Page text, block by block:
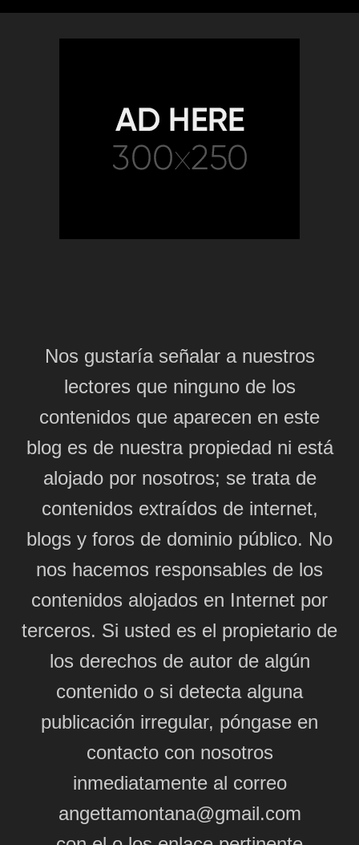
Nos gustaría señalar a nuestros
lectores que ninguno de los
contenidos que aparecen en este
blog es de nuestra propiedad ni está
alojado por nosotros; se trata de
contenidos extraídos de internet,
blogs y foros de dominio público. No
nos hacemos responsables de los
contenidos alojados en Internet por
terceros. Si usted es el propietario de
los derechos de autor de algún
contenido o si detecta alguna
publicación irregular, póngase en
contacto con nosotros
inmediatamente al correo
angettamontana@gmail.com